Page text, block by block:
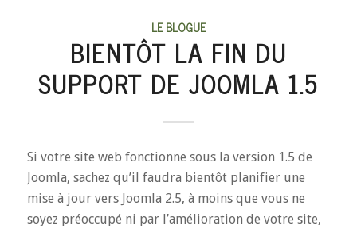
LE BLOGUE
BIENTÔT LA FIN DU
SUPPORT DE JOOMLA 1.5
Si votre site web fonctionne sous la version 1.5 de
Joomla, sachez qu’il faudra bientôt planifier une
mise à jour vers Joomla 2.5, à moins que vous ne
soyez préoccupé ni par l’amélioration de votre site,